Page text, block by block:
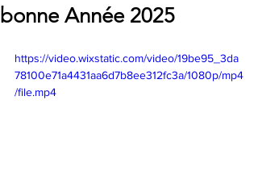
bonne Année 2025
https://video.wixstatic.com/video/19be95_3da
78100e71a4431aa6d7b8ee312fc3a/1080p/mp4
/file.mp4